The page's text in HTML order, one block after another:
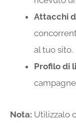
Attacchi
al tuo sito.
Profilo di
Nota: Utilizzalo